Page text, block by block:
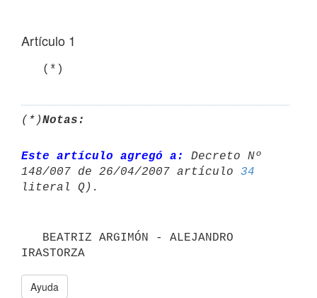
Artículo 1
(*)Notas:
Este artículo agregó a:
Decreto Nº
148/007 de 26/04/2007 artículo 34
IRASTORZA
Ayuda